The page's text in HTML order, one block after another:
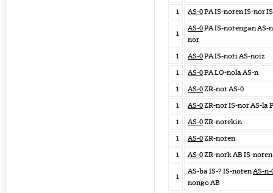
1
AS-0PA IS-noren IS-nor
1
AS-0PA IS-norengan AS-
nor
1
AS-0PA IS-nori AS-noiz
1
AS-0PA LO-nola AS-n
1
AS-0ZR-nor AS-0
1
AS-0ZR-nor IS-nor AS-la
1
AS-0ZR-norekin
1
AS-0ZR-noren
1
AS-0ZR-nork AB IS-noren
1
AS-ba IS-? IS-norenAS-n-
nongo AB